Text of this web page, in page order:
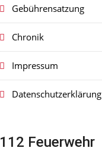
Gebührensatzung
Chronik
Impressum
Datenschutzerklärung
112 Feuerwehr